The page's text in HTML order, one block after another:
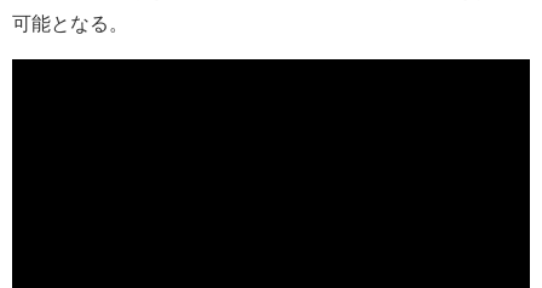
可能となる。